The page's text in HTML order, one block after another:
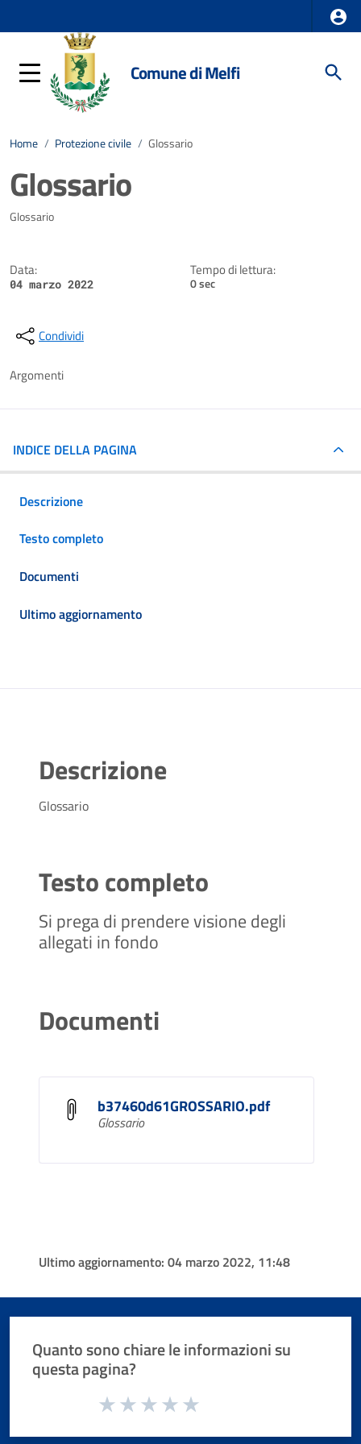
Comune di Melfi
Home / Protezione civile / Glossario
Glossario
Dettagli della notizia
Glossario
Data:
04 marzo 2022
Tempo di lettura:
0 sec
Condividi
Argomenti
INDICE DELLA PAGINA
Descrizione
Testo completo
Documenti
Ultimo aggiornamento
Descrizione
Glossario
Testo completo
Si prega di prendere visione degli
allegati in fondo
Documenti
b37460d61GROSSARIO.pdf
Glossario
Ultimo aggiornamento: 04 marzo 2022, 11:48
Quanto sono chiare le informazioni su
questa pagina?
Valuta da 1 a 5 stelle la pagina